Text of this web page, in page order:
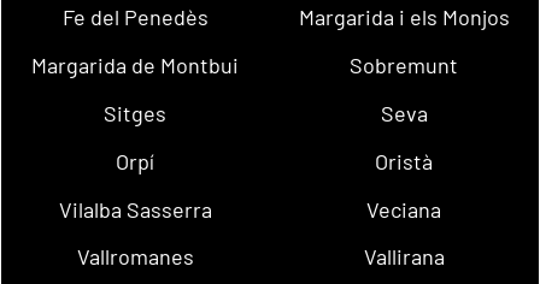
Fe del Penedès
Margarida i els Monjos
Margarida de Montbui
Sobremunt
Sitges
Seva
Orpí
Oristà
Vilalba Sasserra
Veciana
Vallromanes
Vallirana